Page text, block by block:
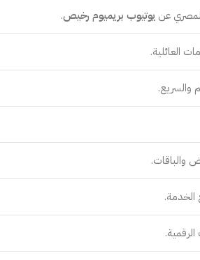
عن يوتيوب بريميوم رخيص.
العائلية.
والسريع.
والباقات.
الخدمة.